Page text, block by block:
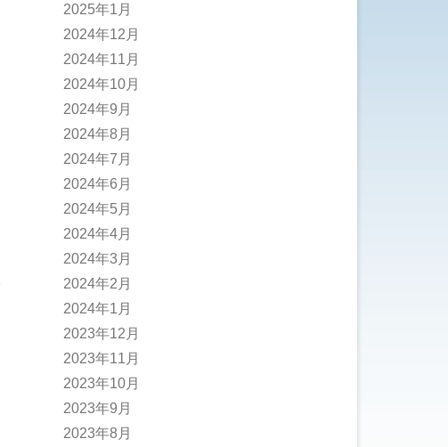
2025年1月
2024年12月
2024年11月
2024年10月
2024年9月
2024年8月
2024年7月
2024年6月
2024年5月
2024年4月
2024年3月
2024年2月
2024年1月
2023年12月
2023年11月
2023年10月
2023年9月
2023年8月